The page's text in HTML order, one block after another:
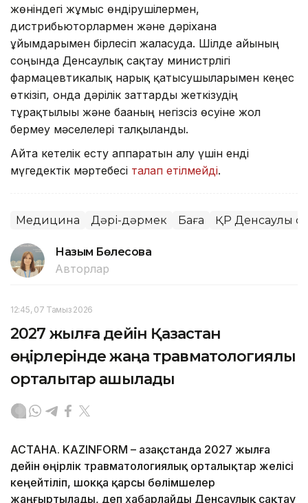
жөніндегі жұмыс өндірушілермен,
дистрибьюторлармен және дәріхана
ұйымдарымен бірлесіп жалғасуда. Шілде айының
соңында Денсаулық сақтау министрлігі
фармацевтикалық нарық қатысушыларымен кеңес
өткізіп, онда дәрілік заттарды жеткізудің
тұрақтылығы және бағаның негізсіз өсуіне жол
бермеу мәселелері талқыланды.
Айта кетелік есту аппаратын алу үшін енді
мүгедектік мәртебесі талап етілмейді.
Медицина Дәрі-дәрмек Баға ҚР Денсаулық
Назым Бөлесова
Авторлар
12:45, 07 Тамыз 2026
2027 жылға дейін Қазақстан
өңірлерінде жаңа травматологиялық
орталықтар ашылады
АСТАНА. KAZINFORM – Қазақстанда 2027 жылға
дейін өңірлік травматологиялық орталықтар желісі
кеңейтіліп, шокқа қарсы бөлімшелер
жаңғыртылады, деп хабарлайды Денсаулық сақтау